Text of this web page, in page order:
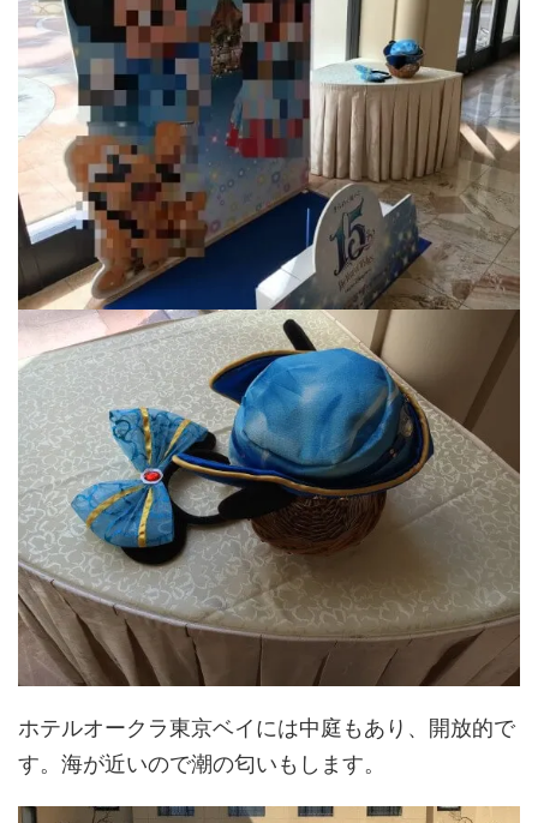
ホテルオークラ東京ベイには中庭もあり、開放的で
す。海が近いので潮の匂いもします。